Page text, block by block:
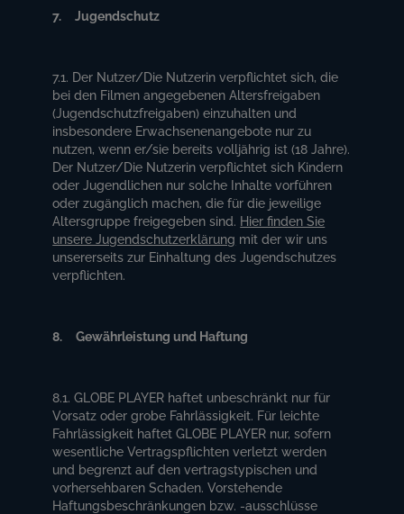
7. Jugendschutz
7.1. Der Nutzer/Die Nutzerin verpflichtet sich, die
bei den Filmen angegebenen Altersfreigaben
(Jugendschutzfreigaben) einzuhalten und
insbesondere Erwachsenenangebote nur zu
nutzen, wenn er/sie bereits volljährig ist (18 Jahre).
Der Nutzer/Die Nutzerin verpflichtet sich Kindern
oder Jugendlichen nur solche Inhalte vorführen
oder zugänglich machen, die für die jeweilige
Altersgruppe freigegeben sind. Hier finden Sie
unsere Jugendschutzerklärung mit der wir uns
unsererseits zur Einhaltung des Jugendschutzes
verpflichten.
8. Gewährleistung und Haftung
8.1. GLOBE PLAYER haftet unbeschränkt nur für
Vorsatz oder grobe Fahrlässigkeit. Für leichte
Fahrlässigkeit haftet GLOBE PLAYER nur, sofern
wesentliche Vertragspflichten verletzt werden
und begrenzt auf den vertragstypischen und
vorhersehbaren Schaden. Vorstehende
Haftungsbeschränkungen bzw. -ausschlüsse